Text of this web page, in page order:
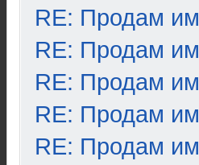
RE: Продам
RE: Продам
RE: Продам
RE: Продам
RE: Продам